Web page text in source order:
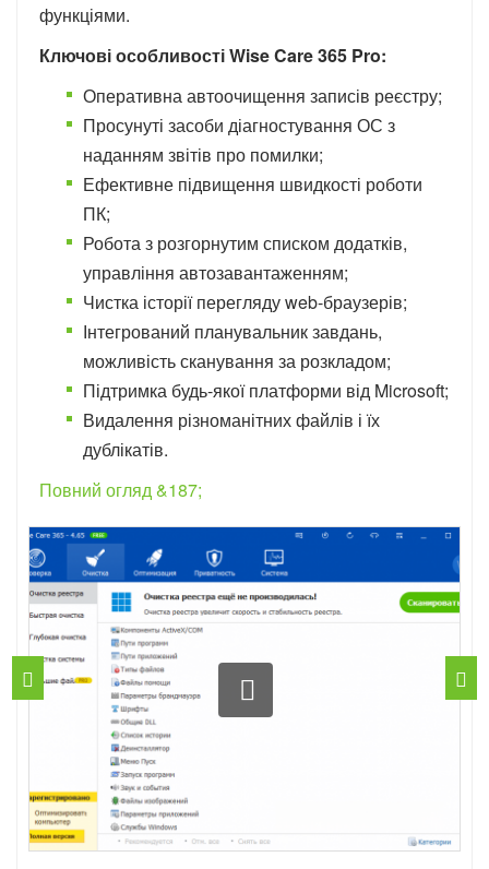
функціями.
Ключові особливості Wise Care 365 Pro:
Оперативна автоочищення записів реєстру;
Просунуті засоби діагностування ОС з
наданням звітів про помилки;
Ефективне підвищення швидкості роботи
ПК;
Робота з розгорнутим списком додатків,
управління автозавантаженням;
Чистка історії перегляду web-браузерів;
Інтегрований планувальник завдань,
можливість сканування за розкладом;
Підтримка будь-якої платформи від Microsoft;
Видалення різноманітних файлів і їх
дублікатів.
Повний огляд &187;